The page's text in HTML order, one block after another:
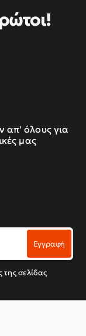
απ' όλους για
μας
Εγγραφή
σελίδας